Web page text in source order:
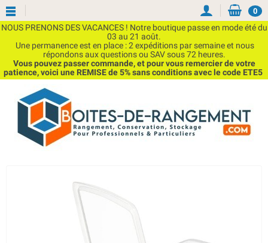
NOUS PRENONS DES VACANCES ! Notre boutique passe en mode été du
03 au 21 août.
Une permanence est en place : 2 expéditions par semaine et nous
répondons aux questions ou SAV sous 72 heures.
Vous pouvez passer commande, et pour vous remercier de votre
patience, voici une REMISE de 5% sans conditions avec le code ETE5
0